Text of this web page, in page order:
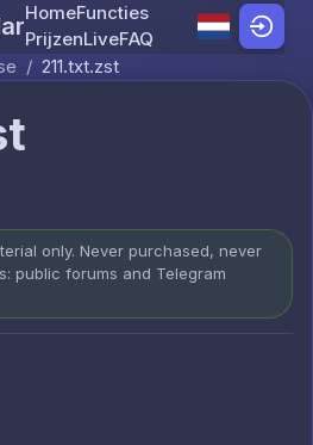
Skip to content
HomeFuncties
PrijzenLiveFAQ
/ 211.txt.zst
only. Never purchased, never
public forums and Telegram